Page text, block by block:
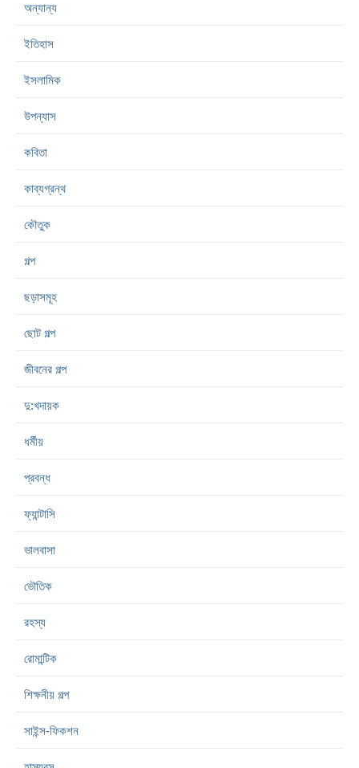
অন্যান্য
ইতিহাস
ইসলামিক
উপন্যাস
কবিতা
কাব্যগ্রন্থ
কৌতুক
গল্প
ছড়াসমূহ
ছোট গল্প
জীবনের গল্প
দু:খদায়ক
ধর্মীয়
প্রবন্ধ
ফ্যান্টাসি
ভালবাসা
ভৌতিক
রহস্য
রোমান্টিক
শিক্ষনীয় গল্প
সাইন্স-ফিকশন